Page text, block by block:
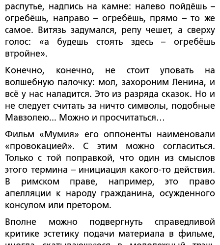
распутье, надпись на камне: налево пойдёшь –
огребёшь, направо – огребёшь, прямо – то же
самое. Витязь задумался, репу чешет, а сверху
голос: «а будешь стоять здесь – огребёшь
втройне».
Конечно, конечно, не стоит уповать на
волшебную палочку: мол, захороним Ленина, и
всё у нас наладится. Это из разряда сказок. Но и
не следует считать за ничто символы, подобные
Мавзолею... Можно и просчитаться…
Фильм «Мумия» его оппоненты наименовали
«провокацией». С этим можно согласиться.
Только с той поправкой, что один из смыслов
этого термина – инициация какого-то действия.
В римском праве, например, это право
апелляции к народу гражданина, осужденного
консулом или претором.
Вполне можно подвергнуть справедливой
критике эстетику подачи материала в фильме,